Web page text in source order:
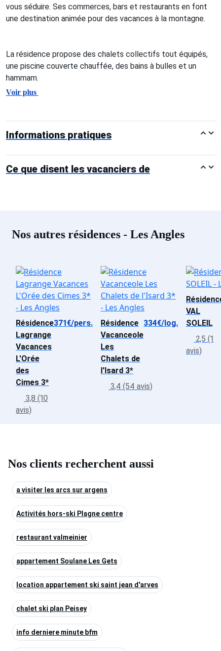
vous séduire. Ses commerces, bars et restaurants en font
une destination animée pour des vacances à la montagne.
La résidence propose des chalets collectifs tout équipés,
une piscine couverte chauffée, des bains à bulles et un
hammam.
Voir plus
Informations pratiques
Ce que disent les vacanciers de
Nos autres résidences - Les Angles
Résidence
Lagrange
Vacances
L'Orée
des
Cimes 3*
371€/pers.
3,8 (10
avis)
Résidence
Vacanceole
Les
Chalets de
l'Isard 3*
334€/log.
3,4 (54 avis)
VAL
SOLEIL
2,5 (1
avis)
Nos clients recherchent aussi
a visiter les arcs sur argens
Activités hors-ski Plagne centre
restaurant valmeinier
appartement Soulane Les Gets
location appartement ski saint jean d'arves
chalet ski plan Peisey
info derniere minute bfm